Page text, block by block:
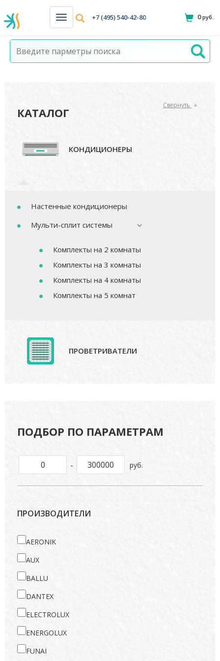
Н
а
в
и
+7 (495) 540-42-80 0руб.
КАТАЛОГ
Свернуть
КОНДИЦИОНЕРЫ
Настенные кондиционеры
Мульти-сплит системы
Комплекты на 2 комнаты
Комплекты на 3 комнаты
Комплекты на 4 комнаты
Комплекты на 5 комнат
ПРОВЕТРИВАТЕЛИ
ПОДБОР ПО ПАРАМЕТРАМ
- руб.
ПРОИЗВОДИТЕЛИ
AERONIK
AUX
BALLU
DANTEX
ELECTROLUX
ENERGOLUX
FUNAI